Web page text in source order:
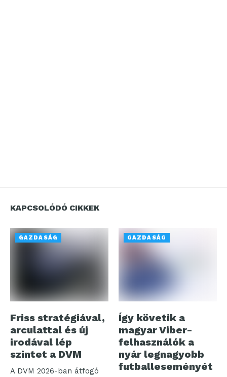
KAPCSOLÓDÓ CIKKEK
GAZDASÁG
Friss stratégiával,
arculattal és új
irodával lép
szintet a DVM
A DVM 2026-ban átfogó
GAZDASÁG
Így követik a
magyar Viber-
felhasználók a
nyár legnagyobb
futballeseményét